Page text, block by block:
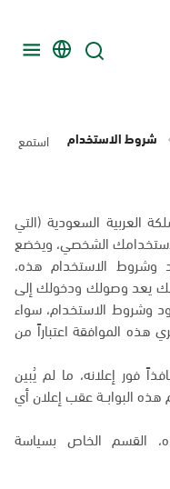
شروط الاستخدام استمع
العربية السعودية (التي
لاستخدامك الشخصي، ويخضع
وشروط الاستخدام هذه،
يعد وصولك ودخولك إلى
وشروط الاستخدام، سواء
الموافقة اعتباراً من
فور إعلانه، ما لم يُبين
البوابــة عقب إعلان أي
القسم الخاص بسياسة